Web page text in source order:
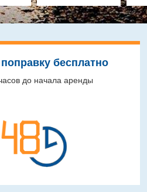
бесплатно
до начала аренды